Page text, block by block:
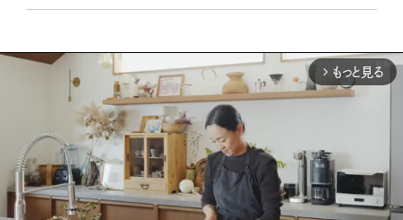
arrow_forward_ios もっと見る